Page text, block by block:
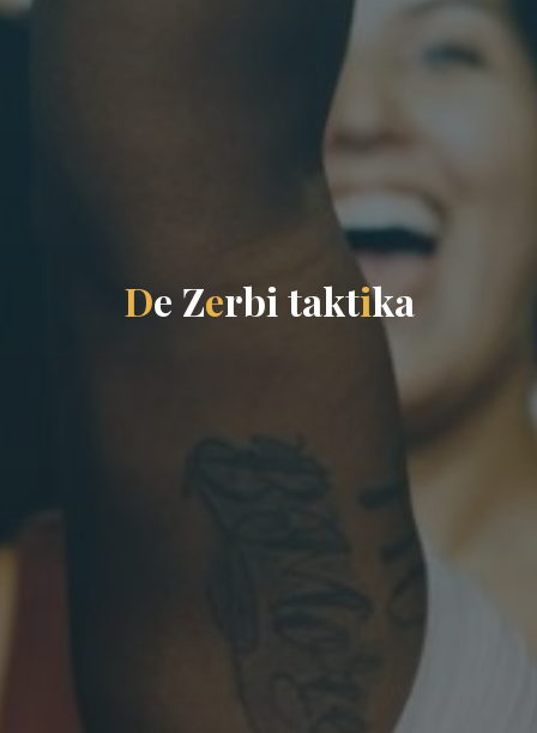
De Zerbi taktika